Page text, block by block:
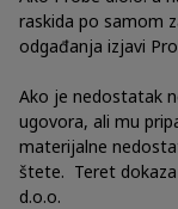
raskida po samom
odgađanja izjavi
Ako je nedostatak
ugovora, ali mu
materijalne
štete. Teret
d.o.o.